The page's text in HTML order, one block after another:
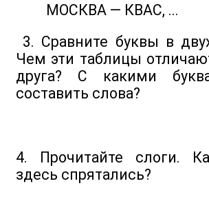
МОСКВА — КВАС, ...
3. Сравните буквы в
Чем эти таблицы
друга? С какими
составить слова?
4. Прочитайте слоги.
здесь спрятались?